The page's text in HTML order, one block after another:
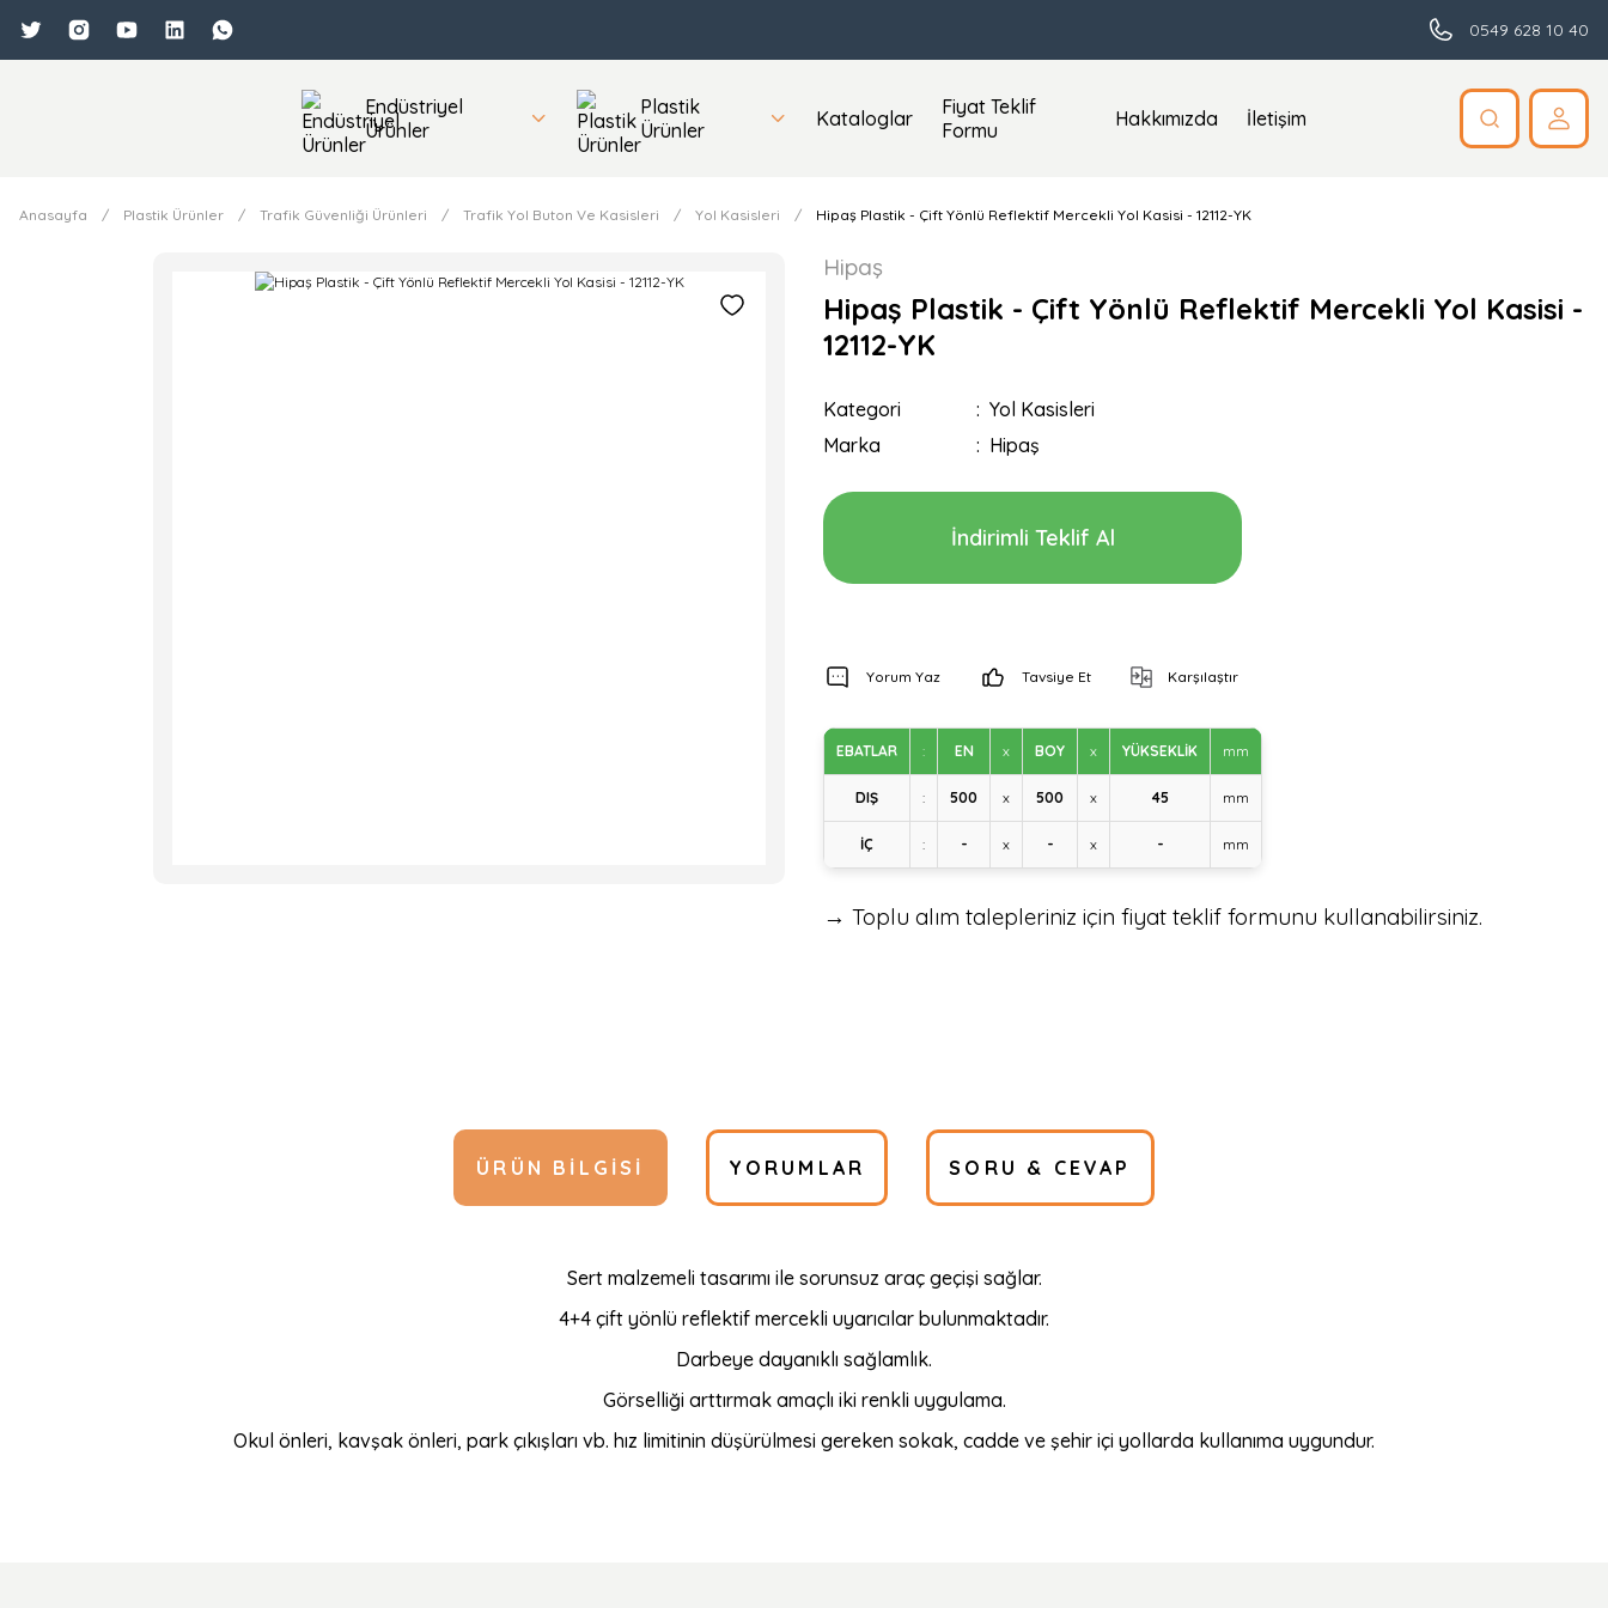
0549 628 10 40
Endüstriyel
Ürünler
Plastik
Ürünler
Kataloglar
Fiyat Teklif
Formu
Hakkımızda İletişim
Anasayfa Plastik Ürünler Trafik Güvenliği Ürünleri Trafik Yol Buton Ve Kasisleri Yol Kasisleri Hipaş Plastik - Çift Yönlü Reflektif Mercekli Yol Kasisi - 12112-YK
Hipaş
Hipaş Plastik - Çift Yönlü Reflektif Mercekli Yol Kasisi -
12112-YK
Kategori
Yol Kasisleri
Marka
Hipaş
İndirimli Teklif Al
Yorum Yaz Tavsiye Et Karşılaştır
EBATLAR : EN x BOY x YÜKSEKLİK mm
DIŞ : 500 x 500 x 45 mm
İÇ : - x - x - mm
→ Toplu alım talepleriniz için fiyat teklif formunu kullanabilirsiniz.
ÜRÜN BILGISI YORUMLAR SORU & CEVAP
Sert malzemeli tasarımı ile sorunsuz araç geçişi sağlar.
4+4 çift yönlü reflektif mercekli uyarıcılar bulunmaktadır.
Darbeye dayanıklı sağlamlık.
Görselliği arttırmak amaçlı iki renkli uygulama.
Okul önleri, kavşak önleri, park çıkışları vb. hız limitinin düşürülmesi gereken sokak, cadde ve şehir içi yollarda kullanıma uygundur.